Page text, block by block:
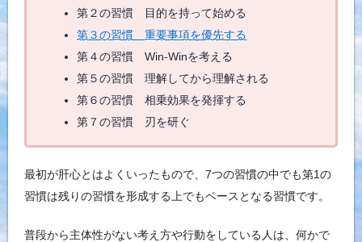
第２の習慣 目的を持って始める
第３の習慣 重要事項を優先する
第４の習慣 Win-Winを考える
第５の習慣 理解してから理解される
第６の習慣 相乗効果を発揮する
第７の習慣 刃を研ぐ
最初が肝心とはよくいったもので、7つの習慣の中でも第1の
習慣は残りの習慣を形成する上でもベースとなる習慣です。
普段から主体性がない考え方や行動をしている人は、何かで